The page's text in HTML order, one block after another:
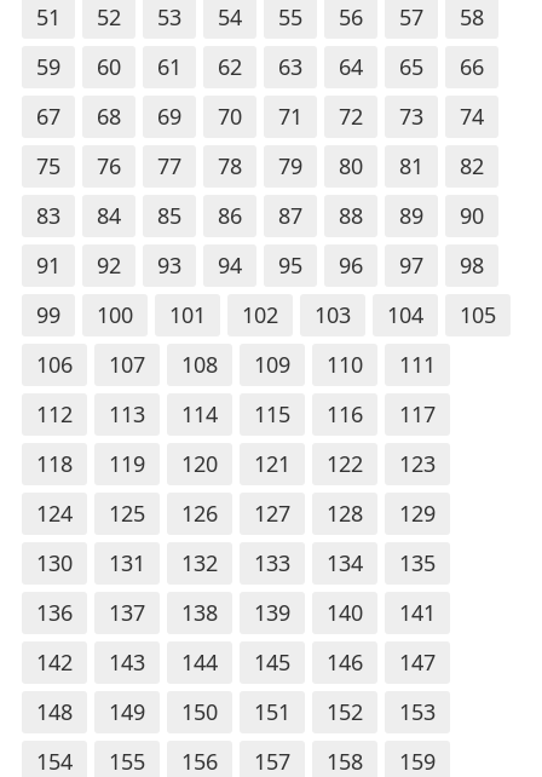
51
52 53 54 55 56 57
58
59
60 61 62 63 64 65
66
67
68 69 70 71 72 73
74
75
76 77 78 79 80 81
82
83
84 85 86 87 88 89
90
91
92 93 94 95 96 97
98
99
100 101 102 103 104
105
106
107 108 109 110
111
112
113 114 115 116
117
118
119 120 121 122
123
124
125 126 127 128
129
130
131 132 133 134
135
136
137 138 139 140
141
142
143 144 145 146
147
148
149 150 151 152
153
154
155 156 157 158
159